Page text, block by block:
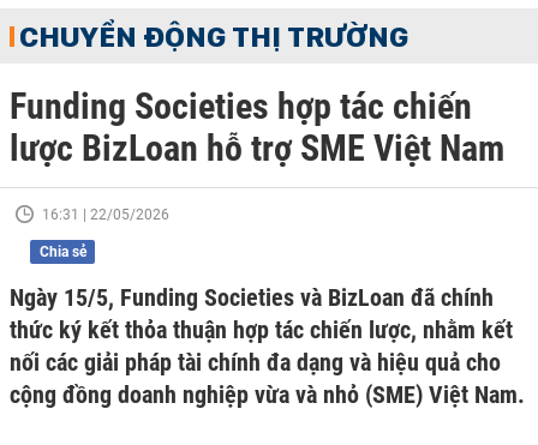
CHUYỂN ĐỘNG THỊ TRƯỜNG
Funding Societies hợp tác chiến
lược BizLoan hỗ trợ SME Việt Nam
16:31 | 22/05/2026
Chia sẻ
Ngày 15/5, Funding Societies và BizLoan đã chính
thức ký kết thỏa thuận hợp tác chiến lược, nhằm kết
nối các giải pháp tài chính đa dạng và hiệu quả cho
cộng đồng doanh nghiệp vừa và nhỏ (SME) Việt Nam.